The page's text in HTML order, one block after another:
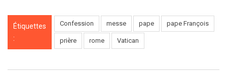
Étiquettes
:
Confession messe pape pape François
prière rome Vatican